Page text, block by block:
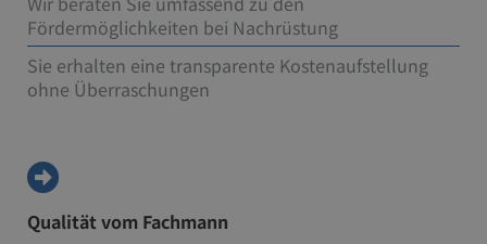
Fördermöglichkeiten bei Nachrüstung
Sie erhalten eine transparente Kostenaufstellung
ohne Überraschungen
Qualität vom Fachmann